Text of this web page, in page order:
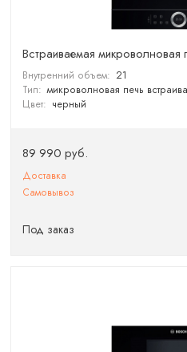
Встраиваемая микроволновая
Внутренний объем: 21
Тип: микроволновая печь
Цвет: черный
89 990 руб.
Доставка
Самовывоз
Под заказ